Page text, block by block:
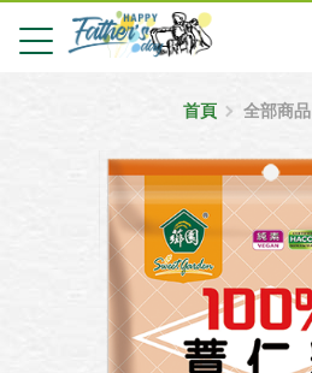
首頁 全部商品